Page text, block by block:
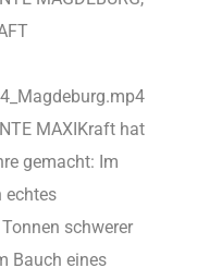
MAXIKraft hat
gemacht: Im
echtes
schwerer
Bauch eines